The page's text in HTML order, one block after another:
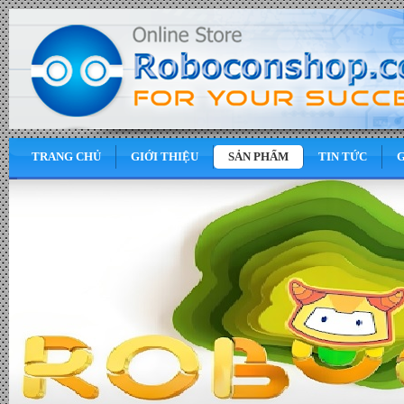
TRANG CHỦ GIỚI THIỆU SẢN PHẨM TIN TỨC
Động cơ Servo có bộ giảm tốc
rời loại 60W - Đơn giá : 650.000
VND